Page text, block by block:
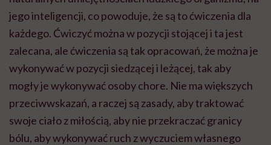
jego inteligencji, co powoduje, że są to ćwiczenia dla
każdego. Ćwiczyć można w pozycji stojącej i ta jest
zalecana, ale ćwiczenia są tak opracowań, że można je
wykonywać w pozycji siedzącej i leżącej, tak aby
mogły je wykonywać osoby chore. Nie ma większych
przeciwwskazań, a raczej są zasady, aby traktować
swoje ciało z miłością, aby nie przekraczać granicy
bólu, aby wykonywać ruch z wyczuciem własnego